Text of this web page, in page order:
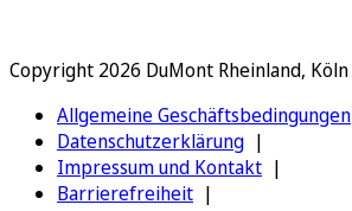
Copyright 2026 DuMont Rheinland, Köln
Allgemeine Geschäftsbedingungen
Datenschutzerklärung
Impressum und Kontakt
Barrierefreiheit